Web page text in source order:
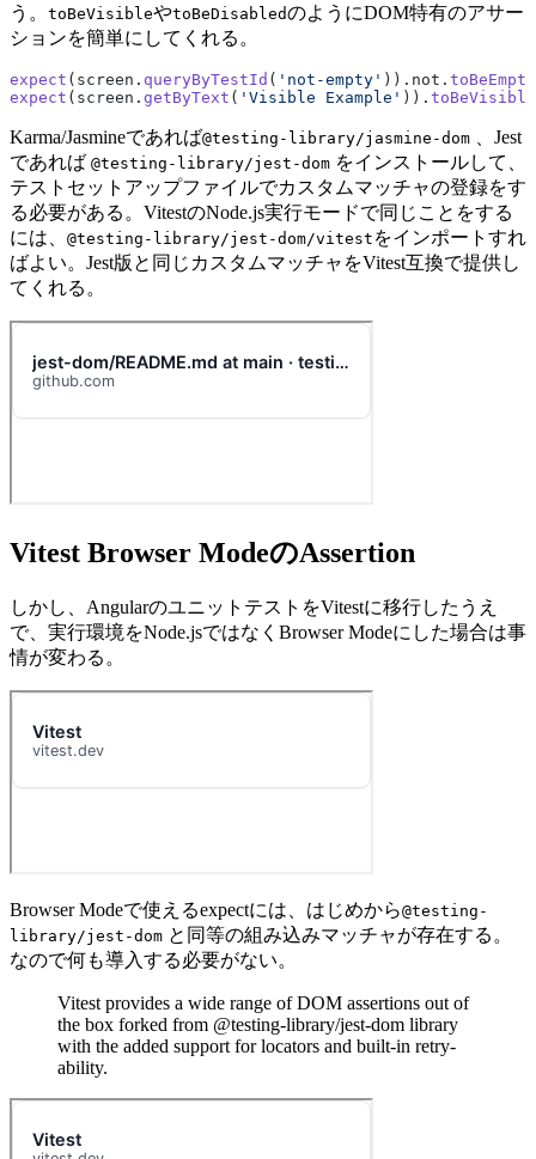
う。 toBeVisibleやtoBeDisabledのようにDOM特有のアサー
ションを簡単にしてくれる。
expect (screen. queryByTestId ( 'not-empty' )).not.
expect (screen. getByText ( 'Visible Example' )). toBeVisible
Karma/Jasmineであれば@testing-library/jasmine-dom 、Jest
であれば @testing-library/jest-dom をインストールして、
テストセットアップファイルでカスタムマッチャの登録をす
る必要がある。VitestのNode.js実行モードで同じことをする
には、 @testing-library/jest-dom/vitest をインポートすれ
ばよい。Jest版と同じカスタムマッチャをVitest互換で提供し
てくれる。
Vitest Browser ModeのAssertion
しかし、AngularのユニットテストをVitestに移行したうえ
で、実行環境をNode.jsではなくBrowser Modeにした場合は事
情が変わる。
Browser Modeで使えるexpectには、はじめから@testing-
library/jest-dom と同等の組み込みマッチャが存在する。
なので何も導入する必要がない。
Vitest provides a wide range of DOM assertions out of
the box forked from @testing-library/jest-dom library
with the added support for locators and built-in retry-
ability.